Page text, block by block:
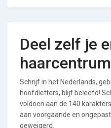
Deel zelf je
Schrijf in het Nederlands,
hoofdletters, blijf beleefd!
voldoen aan de 140
aan voorgaande en
geweigerd.